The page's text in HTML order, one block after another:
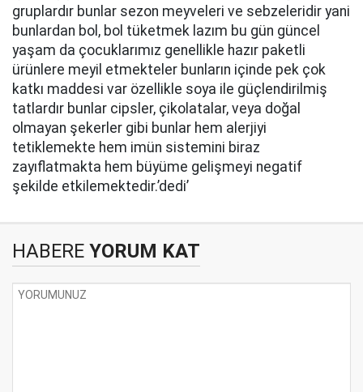
gruplardır bunlar sezon meyveleri ve sebzeleridir yani
bunlardan bol, bol tüketmek lazım bu gün güncel
yaşam da çocuklarımız genellikle hazır paketli
ürünlere meyil etmekteler bunların içinde pek çok
katkı maddesi var özellikle soya ile güçlendirilmiş
tatlardır bunlar cipsler, çikolatalar, veya doğal
olmayan şekerler gibi bunlar hem alerjiyi
tetiklemekte hem imün sistemini biraz
zayıflatmakta hem büyüme gelişmeyi negatif
şekilde etkilemektedir.’dedi’
HABERE YORUM KAT